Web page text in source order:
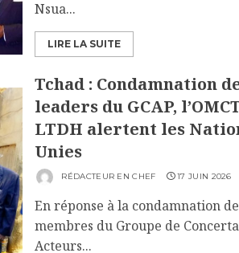
Nsua...
LIRE LA SUITE
Tchad : Condamnation
leaders du GCAP,
LTDH alertent les
Unies
RÉDACTEUR EN CHEF 17 JUIN 2026
En réponse à la condamnation
membres du Groupe de
Acteurs...